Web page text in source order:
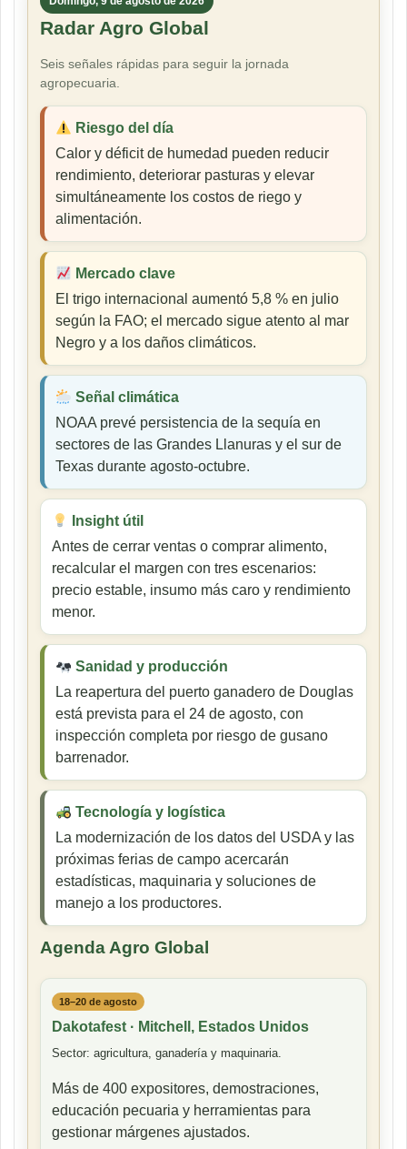
Radar Agro Global
Seis señales rápidas para seguir la jornada
agropecuaria.
Riesgo del día
Calor y déficit de humedad pueden reducir
rendimiento, deteriorar pasturas y elevar
simultáneamente los costos de riego y
alimentación.
Mercado clave
El trigo internacional aumentó 5,8 % en julio
según la FAO; el mercado sigue atento al mar
Negro y a los daños climáticos.
Señal climática
NOAA prevé persistencia de la sequía en
sectores de las Grandes Llanuras y el sur de
Texas durante agosto-octubre.
Insight útil
Antes de cerrar ventas o comprar alimento,
recalcular el margen con tres escenarios:
precio estable, insumo más caro y rendimiento
menor.
Sanidad y producción
La reapertura del puerto ganadero de Douglas
está prevista para el 24 de agosto, con
inspección completa por riesgo de gusano
barrenador.
Tecnología y logística
La modernización de los datos del USDA y las
próximas ferias de campo acercarán
estadísticas, maquinaria y soluciones de
manejo a los productores.
Agenda Agro Global
18–20 de agosto
Dakotafest · Mitchell, Estados Unidos
Sector: agricultura, ganadería y maquinaria.
Más de 400 expositores, demostraciones,
educación pecuaria y herramientas para
gestionar márgenes ajustados.